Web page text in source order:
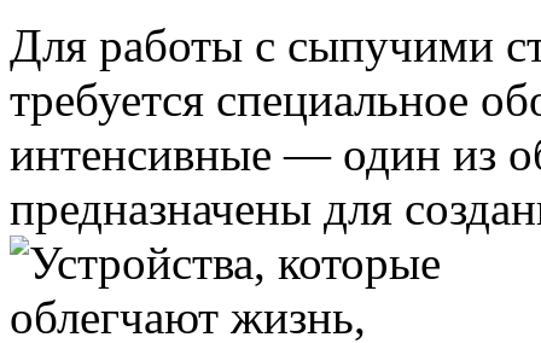
Для работы с сыпучими
требуется специальное
интенсивные — один из
предназначены для